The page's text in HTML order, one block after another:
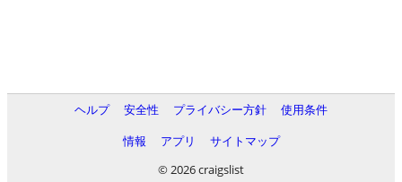
ヘルプ 安全性 プライバシー方針
使用条件
情報
アプリ
サイトマップ
© 2026 craigslist